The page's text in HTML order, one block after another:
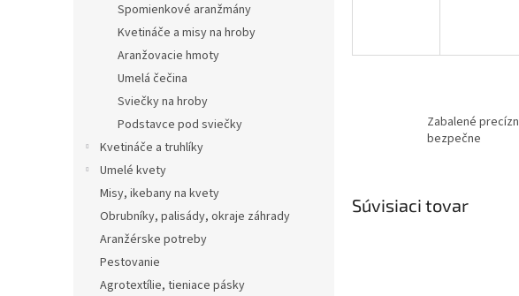
Spomienkové aranžmány
Kvetináče a misy na hroby
Aranžovacie hmoty
Umelá čečina
Sviečky na hroby
Podstavce pod sviečky
Kvetináče a truhlíky
Umelé kvety
Misy, ikebany na kvety
Obrubníky, palisády, okraje záhrady
Aranžérske potreby
Pestovanie
Agrotextílie, tieniace pásky
Zabalené
bezpečne
Súvisiaci tovar